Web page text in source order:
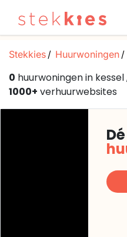
Stekkies Huurwoningen
0 huurwoningen in
1000+ verhuurwebsites